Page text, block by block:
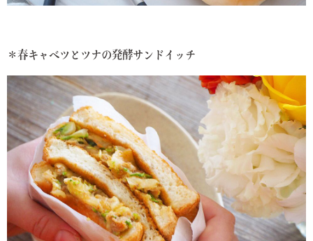
＊春キャベツとツナの発酵サンドイッチ